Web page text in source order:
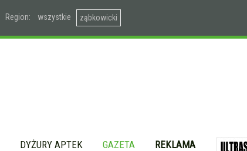
Region: wszystkie ząbkowicki
DYŻURY APTEK GAZETA REKLAMA